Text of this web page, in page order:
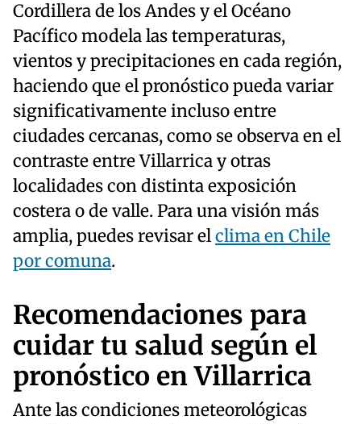
Cordillera de los Andes y el Océano
Pacífico modela las temperaturas,
vientos y precipitaciones en cada región,
haciendo que el pronóstico pueda variar
significativamente incluso entre
ciudades cercanas, como se observa en el
contraste entre Villarrica y otras
localidades con distinta exposición
costera o de valle. Para una visión más
amplia, puedes revisar elclima en Chile
por comuna.
Recomendaciones para
cuidar tu salud según el
pronóstico en Villarrica
Ante las condiciones meteorológicas